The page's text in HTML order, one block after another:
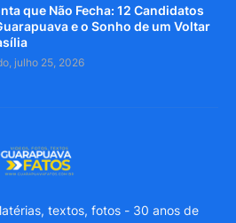
que Não Fecha: 12 Candidatos
e o Sonho de um Voltar
julho 25, 2026
textos, fotos - 30 anos de